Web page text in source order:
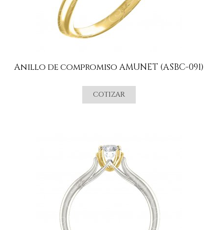
Anillo de compromiso AMUNET (ASBC-091)
COTIZAR